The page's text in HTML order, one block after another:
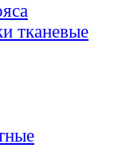
тканевые